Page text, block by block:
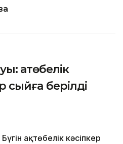
ақтөбелік
берілді
ақтөбелік кәсіпкер